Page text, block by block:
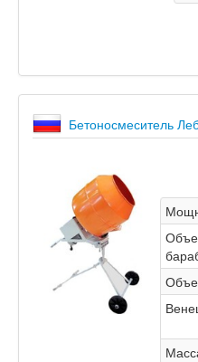
Бетоносмеситель